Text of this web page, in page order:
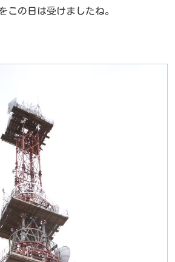
この日は受けましたね。